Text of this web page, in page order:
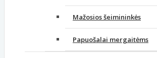
Mažosios šeimininkės
Papuošalai mergaitėms